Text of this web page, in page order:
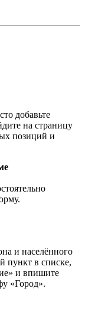
добавьте
на страницу
позиций и
и населённого
пункт в списке,
и впишите
«Город».